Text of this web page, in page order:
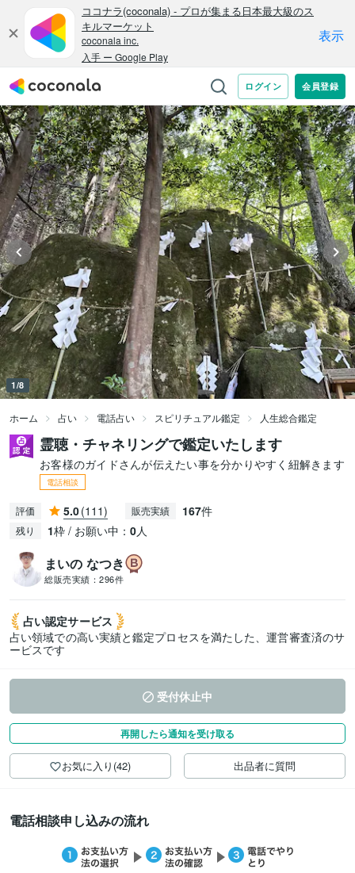
1/8
ホーム 占い 電話占い スピリチュアル鑑定 人生総合鑑定
霊聴・チャネリングで鑑定いたします
お客様のガイドさんが伝えたい事を分かりやすく紐解きます
電話相談
評価 5.0(111) 販売実績 167件
残り 1枠 / お願い中： 0人
まいの なつき
総販売実績： 296件
占い認定サービス
占い領域での高い実績と鑑定プロセスを満たした、運営審査済のサ
ービスです
受付休止中
再開したら通知を受け取る
お気に入り(42) 出品者に質問
電話相談申し込みの流れ